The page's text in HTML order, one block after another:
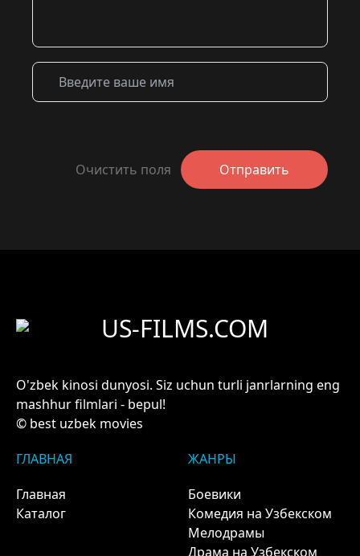
Очистить поля Отправить
US-FILMS.COM
O'zbek kinosi dunyosi. Siz uchun turli janrlarning eng
mashhur filmlari - bepul!
© best uzbek movies
ГЛАВНАЯ
Главная
Каталог
ЖАНРЫ
Боевики
Комедия на Узбекском
Мелодрамы
Драма на Узбекском